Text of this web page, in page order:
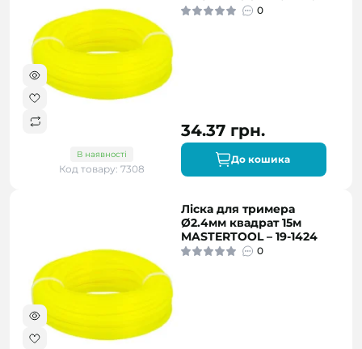
В наявності
Код товару: 7308
0
34.37 грн.
До кошика
Ліска для тримера
Ø2.4мм квадрат 15м
MASTERTOOL – 19-1424
0